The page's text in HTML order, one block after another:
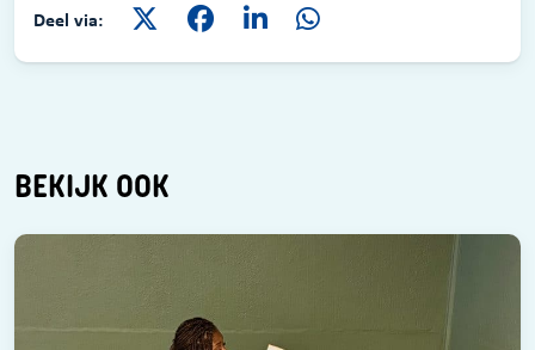
Deel via:
BEKIJK OOK